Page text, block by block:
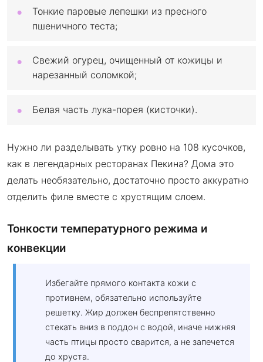
Тонкие паровые лепешки из пресного
пшеничного теста;
Свежий огурец, очищенный от кожицы и
нарезанный соломкой;
Белая часть лука-порея (кисточки).
Нужно ли разделывать утку ровно на 108 кусочков,
как в легендарных ресторанах Пекина? Дома это
делать необязательно, достаточно просто аккуратно
отделить филе вместе с хрустящим слоем.
Тонкости температурного режима и
конвекции
Избегайте прямого контакта кожи с
противнем, обязательно используйте
решетку. Жир должен беспрепятственно
стекать вниз в поддон с водой, иначе нижняя
часть птицы просто сварится, а не запечется
до хруста.